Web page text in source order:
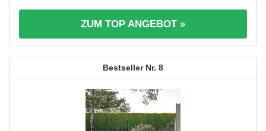
ZUM TOP ANGEBOT »
8